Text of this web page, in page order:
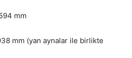
mm
(yan aynalar ile birlikte